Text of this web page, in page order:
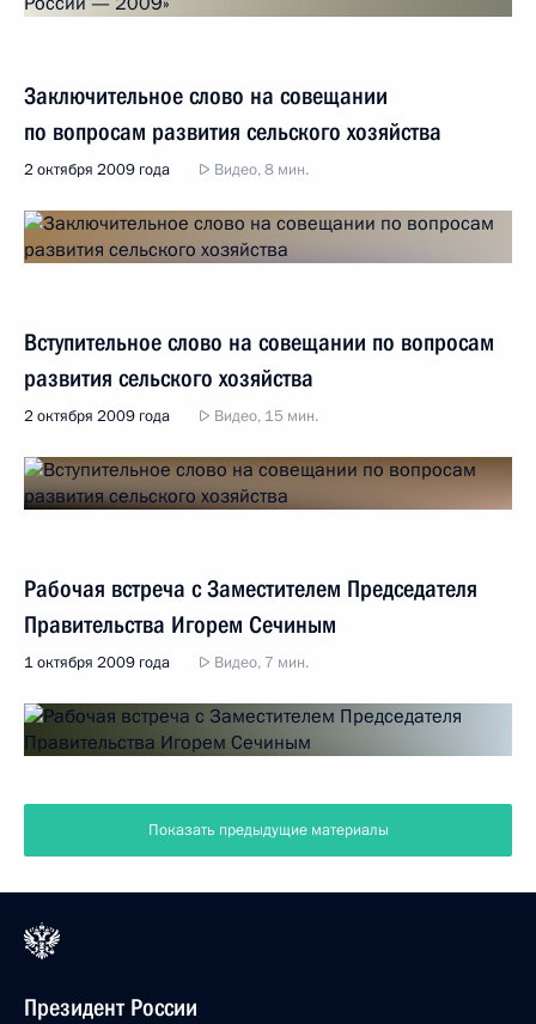
Заключительное слово на совещании
по вопросам развития сельского хозяйства
2 октября 2009 года Видео, 8 мин.
Вступительное слово на совещании по вопросам
развития сельского хозяйства
2 октября 2009 года Видео, 15 мин.
Рабочая встреча с Заместителем Председателя
Правительства Игорем Сечиным
1 октября 2009 года Видео, 7 мин.
Показать предыдущие материалы
Президент России